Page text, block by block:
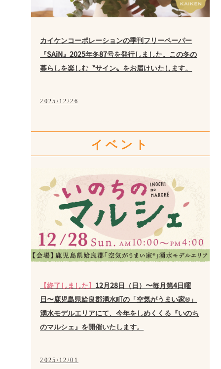
カイケンコーポレーションの季刊フリーペーパー
『SAiN』2025年冬87号を発行しました。この冬の
暮らしを楽しむ〝サイン〟をお届けいたします。
2025/12/26
イベント
【終了しました】 12月28日（日）〜毎月第4日曜
日〜鹿児島県姶良郡湧水町の「空気がうまい家®」
湧水モデルエリアにて、今年をしめくくる『いのち
のマルシェ』を開催いたします。
2025/12/01